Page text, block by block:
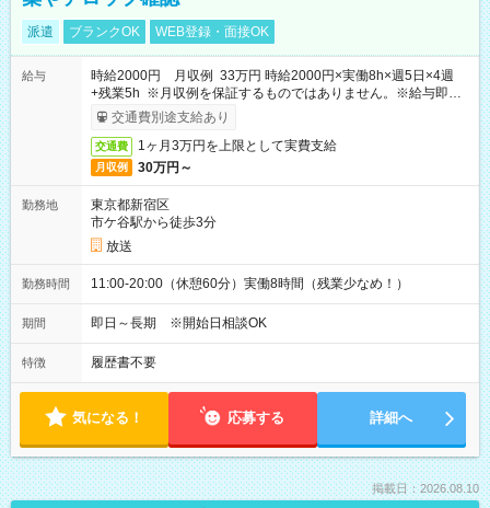
派遣 ブランクOK WEB登録・面接OK
給与
時給2000円 月収例 33万円 時給2000円×実働8h×週5日×4週
+残業5h ※月収例を保証するものではありません。※給与即受
取りサービス利用可（利用条件有）
交通費別途支給あり
交通費 1ヶ月3万円を上限として実費支給
月収例 30万円～
勤務地
東京都新宿区
市ケ谷駅から徒歩3分
放送
勤務時間 11:00-20:00（休憩60分）実働8時間（残業少なめ！）
期間 即日～長期 ※開始日相談OK
特徴 履歴書不要
気になる！ 応募する 詳細へ
掲載日：2026.08.10